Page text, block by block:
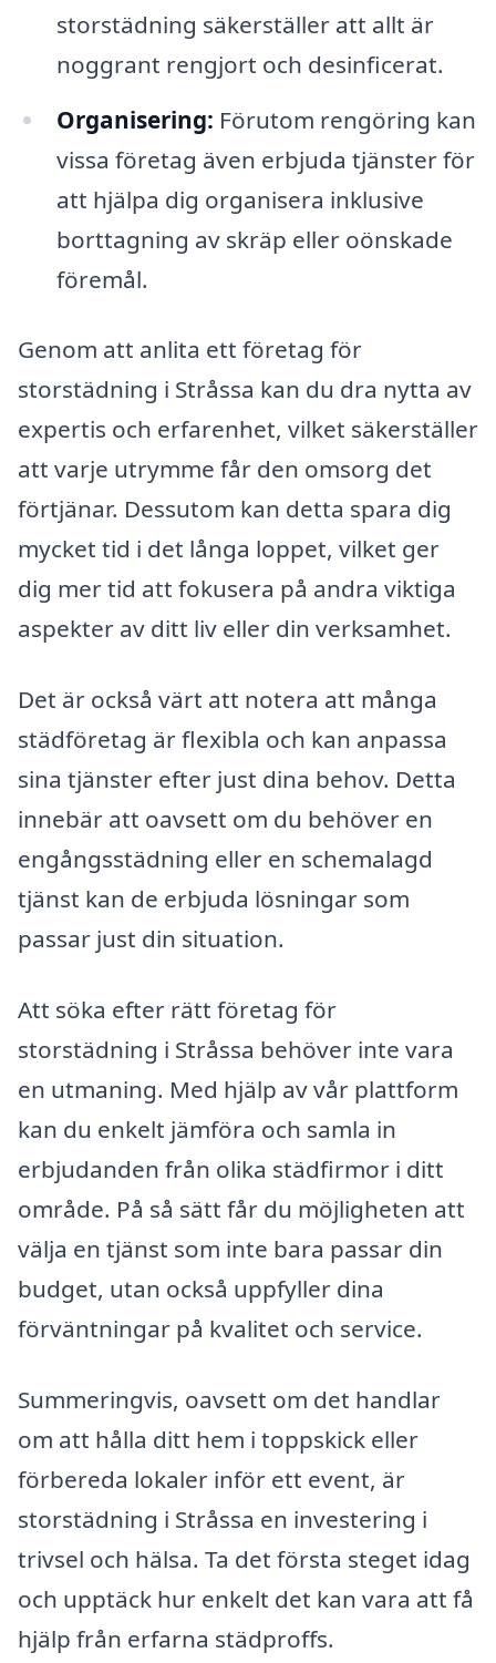
storstädning säkerställer att allt är
noggrant rengjort och desinficerat.
Organisering: Förutom rengöring kan
vissa företag även erbjuda tjänster för
att hjälpa dig organisera inklusive
borttagning av skräp eller oönskade
föremål.
Genom att anlita ett företag för
storstädning i Stråssa kan du dra nytta av
expertis och erfarenhet, vilket säkerställer
att varje utrymme får den omsorg det
förtjänar. Dessutom kan detta spara dig
mycket tid i det långa loppet, vilket ger
dig mer tid att fokusera på andra viktiga
aspekter av ditt liv eller din verksamhet.
Det är också värt att notera att många
städföretag är flexibla och kan anpassa
sina tjänster efter just dina behov. Detta
innebär att oavsett om du behöver en
engångsstädning eller en schemalagd
tjänst kan de erbjuda lösningar som
passar just din situation.
Att söka efter rätt företag för
storstädning i Stråssa behöver inte vara
en utmaning. Med hjälp av vår plattform
kan du enkelt jämföra och samla in
erbjudanden från olika städfirmor i ditt
område. På så sätt får du möjligheten att
välja en tjänst som inte bara passar din
budget, utan också uppfyller dina
förväntningar på kvalitet och service.
Summeringvis, oavsett om det handlar
om att hålla ditt hem i toppskick eller
förbereda lokaler inför ett event, är
storstädning i Stråssa en investering i
trivsel och hälsa. Ta det första steget idag
och upptäck hur enkelt det kan vara att få
hjälp från erfarna städproffs.